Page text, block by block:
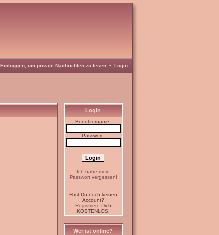
Einloggen, um private Nachrichten zu lesen• Login
Login
Benutzername:
Passwort:
Ich habe mein
Passwort vergessen!
Hast Du noch keinen
Account?
Registriere Dich
KOSTENLOS!
Wer ist online?